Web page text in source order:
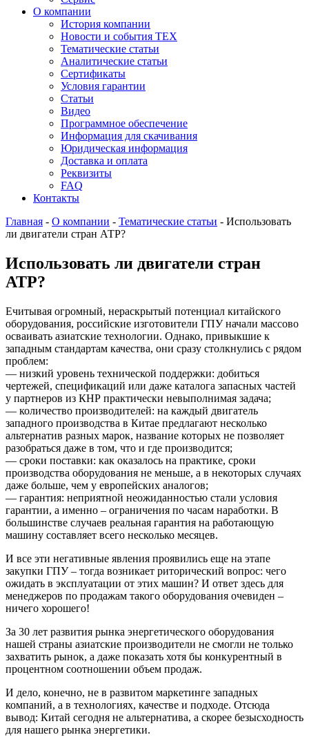
О компании
История компании
Новости и события ТЕХ
Тематические статьи
Аналитические статьи
Сертификаты
Условия гарантии
Статьи
Видео
Программное обеспечение
Информация для скачивания
Юридическая информация
Доставка и оплата
Реквизиты
FAQ
Контакты
Главная - О компании - Тематические статьи - Использовать
ли двигатели стран АТР?
Использовать ли двигатели стран
АТР?
Eчитывая огромный, нераскрытый потенциал китайского
оборудования, российские изготовители ГПУ начали массово
осваивать азиатские технологии. Однако, привыкшие к
западным стандартам качества, они сразу столкнулись с рядом
проблем:
— низкий уровень технической поддержки: добиться
чертежей, спецификаций или даже каталога запасных частей
у партнеров из КНР практически невыполнимая задача;
— количество производителей: на каждый двигатель
западного производства в Китае предлагают несколько
альтернатив разных марок, название которых не позволяет
разобраться даже в том, что и где производится;
— сроки поставки: как оказалось на практике, сроки
производства оборудования не меньше, а в некоторых случаях
даже больше, чем у европейских аналогов;
— гарантия: неприятной неожиданностью стали условия
гарантии, а именно – ограничения по часам наработки. В
большинстве случаев реальная гарантия на работающую
машину составляет всего несколько месяцев.
И все эти негативные явления проявились еще на этапе
закупки ГПУ – тогда возникает риторический вопрос: чего
ожидать в эксплуатации от этих машин? И ответ здесь для
менеджеров по продажам такого оборудования очевиден –
ничего хорошего!
За 30 лет развития рынка энергетического оборудования
нашей страны азиатские производители не смогли не только
захватить рынок, а даже показать хотя бы конкурентный в
процентном соотношении объем продаж.
И дело, конечно, не в развитом маркетинге западных
компаний, а в технологиях, качестве и подходе. Отсюда
вывод: Китай сегодня не альтернатива, а скорее безысходность
для нашего рынка энергетики.